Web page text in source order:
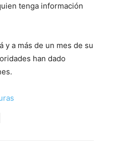
tenga información
y a más de un mes de su
han dado